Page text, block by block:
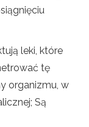
leki, które
tę
organizmu, w
Są